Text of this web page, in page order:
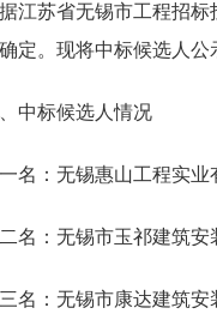
苏省无锡市工程招标投
定。现将中标候选人公
标候选人情况
：无锡惠山工程实业
：无锡市玉祁建筑安
：无锡市康达建筑安